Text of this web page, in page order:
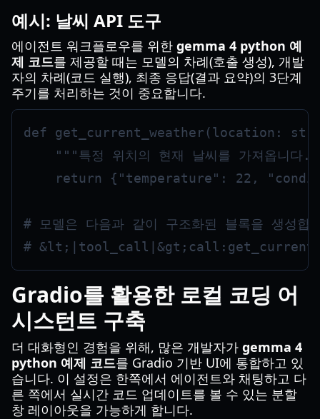
예시: 날씨 API 도구
에이전트 워크플로우를 위한 gemma 4 python 예
제 코드를 제공할 때는 모델의 차례(호출 생성), 개발
자의 차례(코드 실행), 최종 응답(결과 요약)의 3단계
주기를 처리하는 것이 중요합니다.
def get_current_weather(location:
"""특정 위치의 현재 날씨를 가져옵니다
return {"temperature": 22,
# 모델은 다음과 같이 구조화된 블록을 생성합
Gradio를 활용한 로컬 코딩 어
시스턴트 구축
더 대화형인 경험을 위해, 많은 개발자가 gemma 4
python 예제 코드를 Gradio 기반 UI에 통합하고 있
습니다. 이 설정은 한쪽에서 에이전트와 채팅하고 다
른 쪽에서 실시간 코드 업데이트를 볼 수 있는 분할
창 레이아웃을 가능하게 합니다.